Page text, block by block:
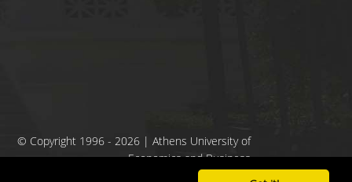
© Copyright 1996 - 2026 | Athens University of
Economics and Business